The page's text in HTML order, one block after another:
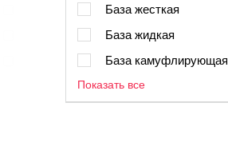
База жесткая
База жидкая
База камуфлирующая
Показать все